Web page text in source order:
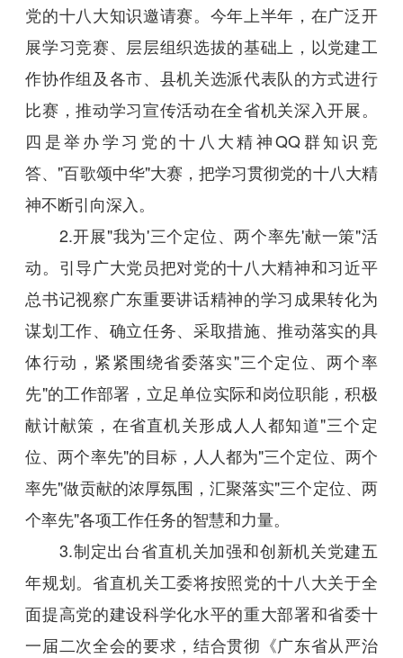
党的十八大知识邀请赛。今年上半年，在广泛开
展学习竞赛、层层组织选拔的基础上，以党建工
作协作组及各市、县机关选派代表队的方式进行
比赛，推动学习宣传活动在全省机关深入开展。
四是举办学习党的十八大精神QQ群知识竞
答、"百歌颂中华"大赛，把学习贯彻党的十八大精
神不断引向深入。
2.开展"我为'三个定位、两个率先'献一策"活
动。引导广大党员把对党的十八大精神和习近平
总书记视察广东重要讲话精神的学习成果转化为
谋划工作、确立任务、采取措施、推动落实的具
体行动，紧紧围绕省委落实"三个定位、两个率
先"的工作部署，立足单位实际和岗位职能，积极
献计献策，在省直机关形成人人都知道"三个定
位、两个率先"的目标，人人都为"三个定位、两个
率先"做贡献的浓厚氛围，汇聚落实"三个定位、两
个率先"各项工作任务的智慧和力量。
3.制定出台省直机关加强和创新机关党建五
年规划。省直机关工委将按照党的十八大关于全
面提高党的建设科学化水平的重大部署和省委十
一届二次全会的要求，结合贯彻《广东省从严治